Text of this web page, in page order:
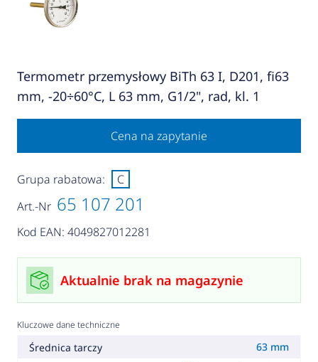
Termometr przemysłowy BiTh 63 I, D201, fi63
mm, -20÷60°C, L 63 mm, G1/2", rad, kl. 1
Cena na zapytanie
Art.-Nr 65 107 201
Kod EAN: 4049827012281
Grupa rabatowa: C
Aktualnie brak na magazynie
Kluczowe dane techniczne
Średnica tarczy 63 mm